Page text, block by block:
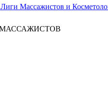
МАССАЖИСТОВ